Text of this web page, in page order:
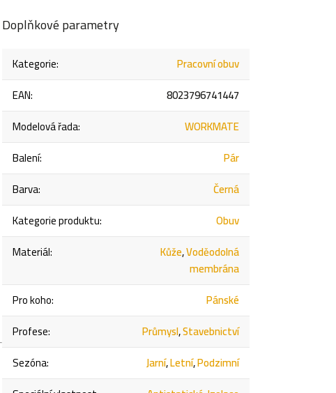
Doplňkové parametry
Kategorie:
Pracovní obuv
EAN:
8023796741447
Modelová řada:
WORKMATE
Balení:
Pár
Barva:
Černá
Kategorie produktu:
Obuv
Materiál: Kůže,Voděodolná
membrána
Pro koho:
Pánské
Profese: Průmysl,Stavebnictví
Sezóna: Jarní,Letní,Podzimní